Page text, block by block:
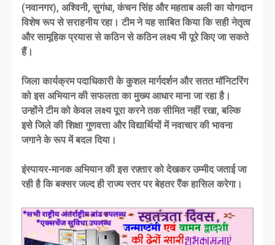
(नवानगर), अश्विनी, सुगंधा, कंचन सिंह और महताब अली का योगदान
विशेष रूप से सराहनीय रहा। टीम ने यह साबित किया कि सही नेतृत्व
और सामूहिक प्रयास से कठिन से कठिन लक्ष्य भी पूरे किए जा सकते
हैं।
जिला कार्यक्रम पदाधिकारी के कुशल मार्गदर्शन और सतत मॉनिटरिंग
को इस अभियान की सफलता का मुख्य आधार माना जा रहा है।
उन्होंने टीम को केवल लक्ष्य पूरा करने तक सीमित नहीं रखा, बल्कि
इसे जिले की शिक्षा गुणवत्ता और विद्यार्थियों में नवाचार की भावना
जगाने के रूप में बदल दिया।
इंस्पायर-मानक अभियान की इस रफ़्तार को देखकर उम्मीद जताई जा
रही है कि बक्सर जल्द ही राज्य स्तर पर बेहतर रैंक हासिल करेगा।